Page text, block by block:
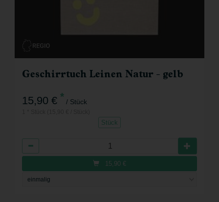
Geschirrtuch Leinen Natur - gelb
15,90 € * / Stück
Stück
15,90 €